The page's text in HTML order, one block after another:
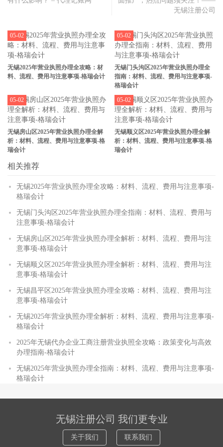
无锡注册公司
无锡2025年营业执照办理全攻略：材
料、流程、费用与注意事项-格瑞会计
05-02
无锡门头沟区2025年营业执照办理全
指南：材料、流程、费用与注意事项-
格瑞会计
05-02
无锡房山区2025年营业执照办理全解
析：材料、流程、费用与注意事项-格
瑞会计
05-02
无锡顺义区2025年营业执照办理全解
析：材料、流程、费用与注意事项-格
瑞会计
05-02
相关推荐
无锡2025年营业执照办理全攻略：材料、流程、费用与注意事项-
格瑞会计
无锡门头沟区2025年营业执照办理全指南：材料、流程、费用与
注意事项-格瑞会计
无锡房山区2025年营业执照办理全解析：材料、流程、费用与注
意事项-格瑞会计
无锡顺义区2025年营业执照办理全解析：材料、流程、费用与注
意事项-格瑞会计
无锡昌平区2025年营业执照办理全攻略：材料、流程、费用与注
意事项-格瑞会计
无锡2025年营业执照办理全解析：材料、流程、费用与注意事项-
格瑞会计
2025年无锡代办企业工商注册营业执照全攻略：政策变化与高效
办理指南-格瑞会计
无锡2025年营业执照办理全指南：材料、流程、费用与注意事项-
格瑞会计
无锡注册公司 我们更专业
关于我们 联系我们